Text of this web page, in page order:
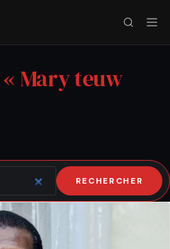
« Mary teuw
RECHERCHER